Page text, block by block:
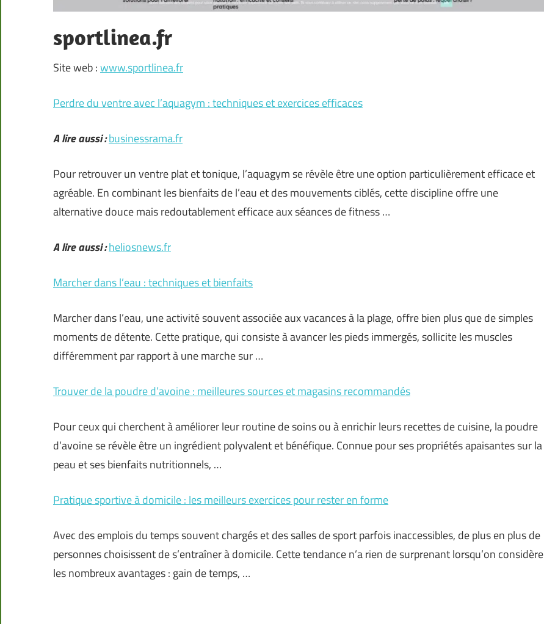
sportlinea.fr
Site web :www.sportlinea.fr
Perdre du ventre avec l’aquagym : techniques et exercices efficaces
A lire aussi :businessrama.fr
Pour retrouver un ventre plat et tonique, l’aquagym se révèle être une option particulièrement efficace et
agréable. En combinant les bienfaits de l’eau et des mouvements ciblés, cette discipline offre une
alternative douce mais redoutablement efficace aux séances de fitness …
A lire aussi :heliosnews.fr
Marcher dans l’eau : techniques et bienfaits
Marcher dans l’eau, une activité souvent associée aux vacances à la plage, offre bien plus que de simples
moments de détente. Cette pratique, qui consiste à avancer les pieds immergés, sollicite les muscles
différemment par rapport à une marche sur …
Trouver de la poudre d’avoine : meilleures sources et magasins recommandés
Pour ceux qui cherchent à améliorer leur routine de soins ou à enrichir leurs recettes de cuisine, la poudre
d’avoine se révèle être un ingrédient polyvalent et bénéfique. Connue pour ses propriétés apaisantes sur la
peau et ses bienfaits nutritionnels, …
Pratique sportive à domicile : les meilleurs exercices pour rester en forme
Avec des emplois du temps souvent chargés et des salles de sport parfois inaccessibles, de plus en plus de
personnes choisissent de s’entraîner à domicile. Cette tendance n’a rien de surprenant lorsqu’on considère
les nombreux avantages : gain de temps, …